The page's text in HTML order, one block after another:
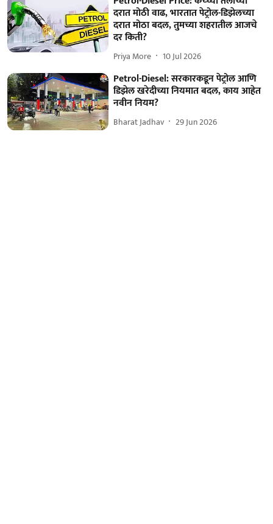
दरात मोठी वाढ, भारतात पेट्रोल-डिझेलच्या
दरात मोठा बदल, तुमच्या शहरातील आजचे
दर किती?
Priya More 10 Jul 2026
Petrol-Diesel: सरकारकडून पेट्रोल आणि
डिझेल खरेदीच्या नियमात बदल, काय आहेत
नवीन नियम?
Bharat Jadhav 29 Jun 2026